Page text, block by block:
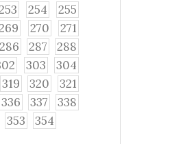
254
255
270
271
286 287
288
303
304
319 320
321
336 337
338
353 354